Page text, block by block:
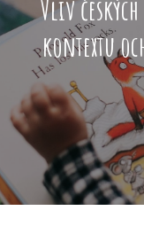
Vliv
kontextu